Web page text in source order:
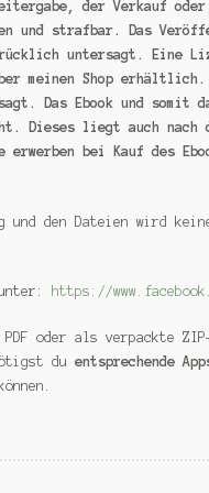
der Verkauf
und strafbar. Das
untersagt. Eine
meinen Shop erhältlich.
Das Ebook und somit
Dieses liegt auch nach
erwerben bei Kauf des
den Dateien wird
unter: https://
oder als verpackte
du entsprechende